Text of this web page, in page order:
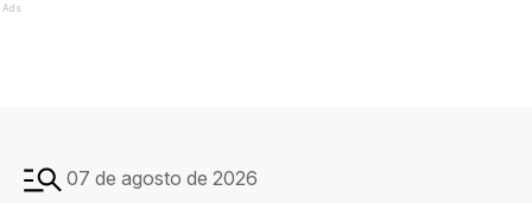
Ads
07 de agosto de 2026